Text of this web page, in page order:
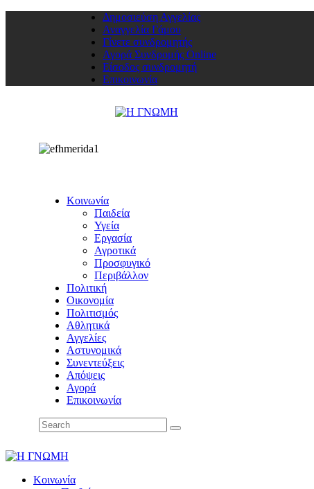
Δημοσιεύση Αγγελίας
Αναγγελία Γάμου
Γίνετε συνδρομητής
Αγορά Συνδρομής Online
Είσοδος συνδρομητή
Επικοινωνία
Κοινωνία
Παιδεία
Υγεία
Εργασία
Αγροτικά
Προσφυγικό
Περιβάλλον
Πολιτική
Οικονομία
Πολιτισμός
Αθλητικά
Αγγελίες
Αστυνομικά
Συνεντεύξεις
Απόψεις
Αγορά
Επικοινωνία
Κοινωνία